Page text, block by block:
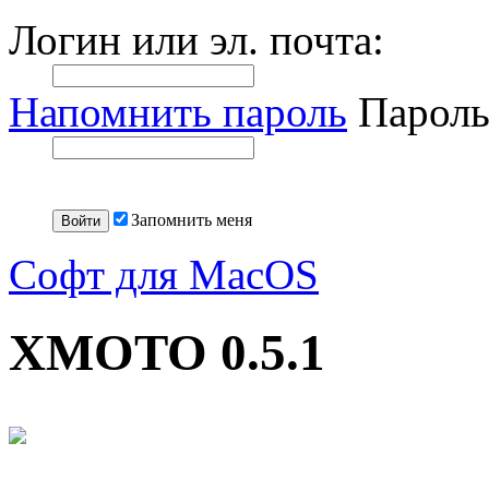
Логин или эл. почта:
Напомнить пароль
Запомнить меня
Софт для MacOS
XMOTO 0.5.1